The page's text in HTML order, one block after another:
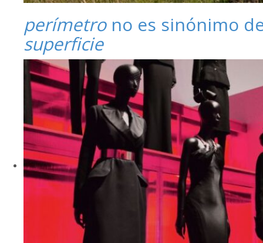
perímetrono es sinónimo
superficie